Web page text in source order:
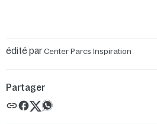
édité parCenter Parcs Inspiration
Partager